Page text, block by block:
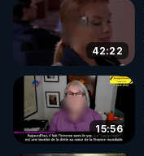
42:22
15:56